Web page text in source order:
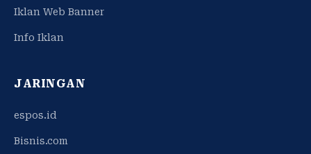
Iklan Web Banner
Info Iklan
JARINGAN
espos.id
Bisnis.com